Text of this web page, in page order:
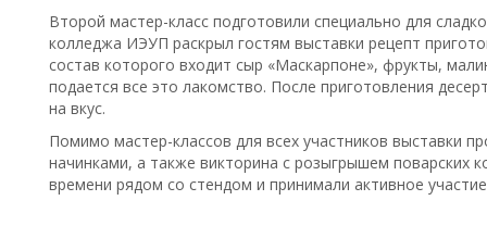
Второй мастер-класс подготовили специально для
колледжа ИЭУП раскрыл гостям выставки рецепт
состав которого входит сыр «Маскарпоне», фрукты,
подается все это лакомство. После приготовления
на вкус.
Помимо мастер-классов для всех участников выставки
начинками, а также викторина с розыгрышем поварских
времени рядом со стендом и принимали активное